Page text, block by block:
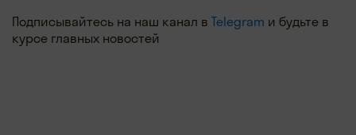
Подписывайтесь на наш канал в Telegram и будьте в
курсе главных новостей